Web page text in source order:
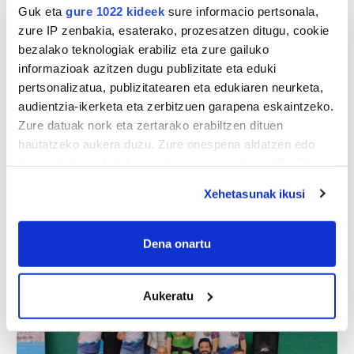
Guk eta gure 1022 kideek sure informacio pertsonala,
zure IP zenbakia, esaterako, prozesatzen ditugu, cookie
bezalako teknologiak erabiliz eta zure gailuko
informazioak azitzen dugu publizitate eta eduki
pertsonalizatua, publizitatearen eta edukiaren neurketa,
audientzia-ikerketa eta zerbitzuen garapena eskaintzeko.
Zure datuak nork eta zertarako erabiltzen dituen
hautatzeko aukera duzu. Zure onespena aldatzen edo
If you allow, we would also like to:
Collect information about your geographical
meters
Identify your device by actively scanning it for
specific characteristics (fingerprinting)
Find out more about how your personal data is processed
Xehetasunak ikusi
Dena onartu
Aukeratu
Arrakasta handia izan badu ere, antolakuntzak
txapelketa aurrera eramateko “lan handia” egin behar
izan dutela zehaztu dute: “Imajinatu ezin den lana da, eta
beti izaten bagara pertsona gutxi lanean, aurten oraindik
gutxiago izan gara.
Oso nekatuta
bukatu dugu”.
Horregatik, ez dira ausartzen datorren urtean
Warhammer lehiaketa antolatuko duten edo ez
baieztatzera: “Udaleko kultura sailagaz batzartuko gara eta
bertan plazaratuko dugu zer behar dugun. Lortu ezean
behintzat datorren urtean”. Hala ere, Bizkaia, Araba eta
azpimarratu eta eskertu gura izan dute BREEtik.